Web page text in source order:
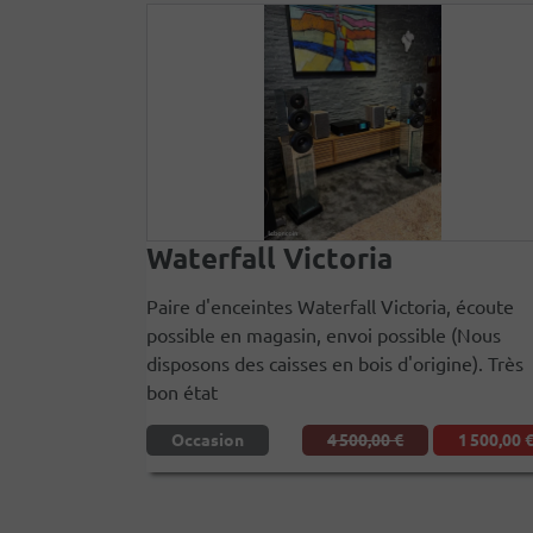
Waterfall Victoria
Paire d'enceintes Waterfall Victoria, écoute
possible en magasin, envoi possible (Nous
disposons des caisses en bois d'origine). Très
bon état
Occasion 4 500,00 € 1 500,00